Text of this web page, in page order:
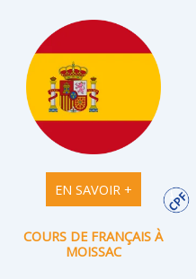
EN SAVOIR +
COURS DE FRANÇAIS À
MOISSAC